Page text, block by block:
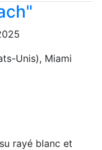
Unis), Miami
rayé blanc et